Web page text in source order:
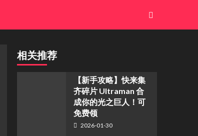
相关推荐
【新手攻略】快来集
齐碎片 Ultraman 合
成你的光之巨人！可
免费领
2026-01-30